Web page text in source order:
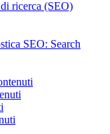
ricerca (SEO)
SEO: Search